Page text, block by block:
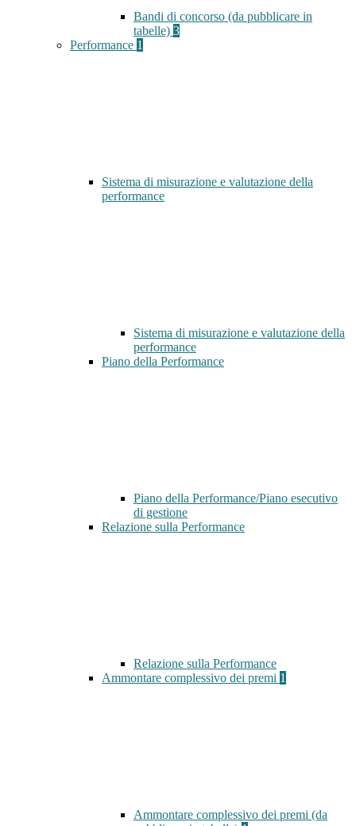
Bandi di concorso (da pubblicare in
tabelle) 3
Performance 1
Sistema di misurazione e valutazione della
performance
Sistema di misurazione e valutazione della
performance
Piano della Performance
Piano della Performance/Piano esecutivo
di gestione
Relazione sulla Performance
Relazione sulla Performance
Ammontare complessivo dei premi 1
Ammontare complessivo dei premi (da